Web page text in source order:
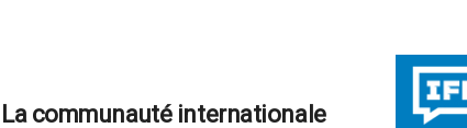
La communauté internationale